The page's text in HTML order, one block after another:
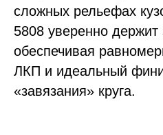
сложных рельефах
5808 уверенно держит
обеспечивая
ЛКП и идеальный
«завязания» круга.